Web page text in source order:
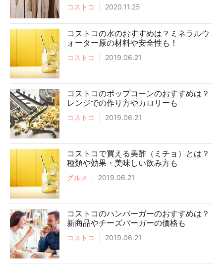
コストコ 2020.11.25
コストコの水のおすすめは？ミネラルウ
ォーター原の材料や安全性も！
コストコ 2019.06.21
コストコのポップコーンのおすすめは？
レンジでの作り方やカロリーも
コストコ 2019.06.21
コストコで買える美酢（ミチョ）とは？
種類や効果・美味しい飲み方も
グルメ 2019.06.21
コストコのハンバーガーのおすすめは？
新商品やチーズバーガーの価格も
コストコ 2019.06.21